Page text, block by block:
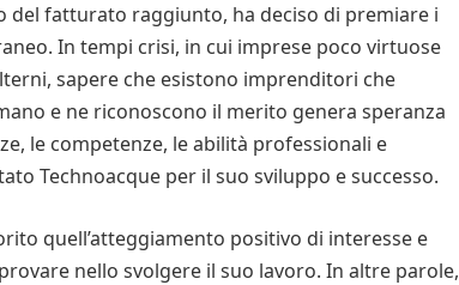
fatturato raggiunto, ha deciso di premiare i
In tempi crisi, in cui imprese poco virtuose
sapere che esistono imprenditori che
e ne riconoscono il merito genera speranza
le competenze, le abilità professionali e
Technoacque per il suo sviluppo e successo.
quell’atteggiamento positivo di interesse e
nello svolgere il suo lavoro. In altre parole,